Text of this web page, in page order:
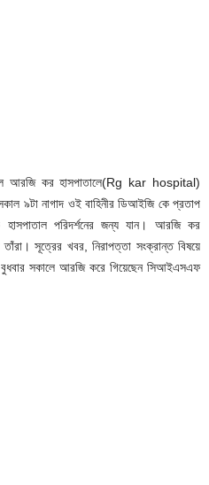
আরজি কর হাসপাতালে(Rg kar hospital)
৯টা নাগাদ ওই বাহিনীর ডিআইজি কে প্রতাপ
পরিদর্শনের জন্য যান। আরজি কর
সূত্রের খবর, নিরাপত্তা সংক্রান্ত বিষয়ে
বুধবার সকালে আরজি করে গিয়েছেন সিআইএসএফ